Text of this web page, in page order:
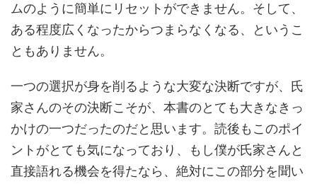
ムのように簡単にリセットができません。そして、
ある程度広くなったからつまらなくなる、というこ
ともありません。
一つの選択が身を削るような大変な決断ですが、氏
家さんのその決断こそが、本書のとても大きなきっ
かけの一つだったのだと思います。読後もこのポイ
ントがとても気になっており、もし僕が氏家さんと
直接語れる機会を得たなら、絶対にこの部分を聞い